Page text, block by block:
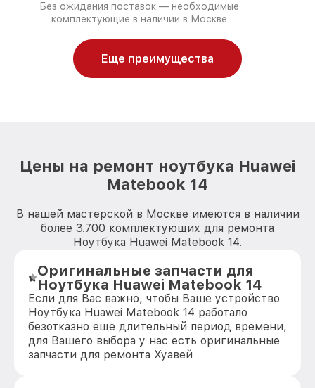
Без ожидания поставок — необходимые
комплектующие в наличии в Москве
Еще преимущества
Цены на ремонт ноутбука Huawei
Matebook 14
В нашей мастерской в Москве имеются в наличии
более 3.700 комплектующих для ремонта
Ноутбука Huawei Matebook 14.
Оригинальные запчасти для
Ноутбука Huawei Matebook 14
Если для Вас важно, чтобы Ваше устройство
Ноутбука Huawei Matebook 14 работало
безотказно еще длительный период времени,
для Вашего выбора у нас есть оригинальные
запчасти для ремонта Хуавей